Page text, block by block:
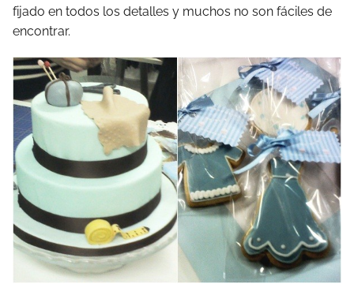
fijado en todos los detalles y muchos no son fáciles de
encontrar.